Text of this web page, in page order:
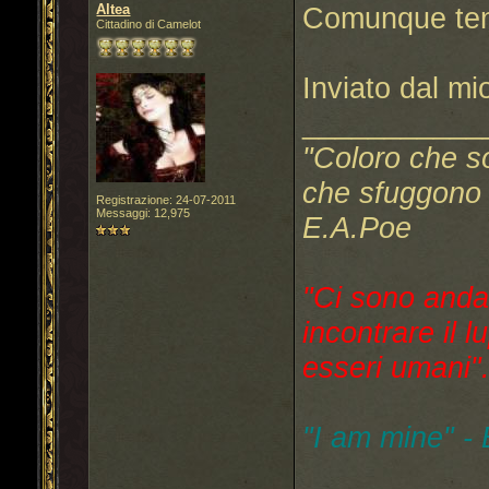
Altea
Cittadino di Camelot
Registrazione: 24-07-2011
Messaggi: 12,975
Comunque
Inviato dal
"Coloro che
che
E.A.Poe
"Ci sono
incontrare il
esseri
"I am mine" -